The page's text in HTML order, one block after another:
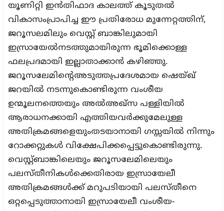
യൂണിറ്റി ഇന്‍തിഫാദ കാലത്ത് കൂടുതല്‍
വികാസംപ്രാപിച്ച ഈ പ്രതിരോധ മുന്നേറ്റത്തിന്,
ജറൂസലമിലും വെസ്റ്റ് ബാങ്കിലുമായി
ഇസ്രായേല്‍നടത്തുമായിരുന്ന ഭൂമിക്കൊള്ള
ഫലപ്രദമായി ഇല്ലാതാക്കാന്‍ കഴിഞ്ഞു.
ജറൂസലേമിന്റെഅടുത്തപ്രദേശമായ ഷെയ്ഖ്
ജറയില്‍ നടന്നുകൊണ്ടിരുന്ന വംശീയ
ഉന്മൂലനത്തെയും അല്‍അഖ്‌സ പള്ളിയില്‍
ആരാധനക്കായി എത്തിയവര്‍ക്കുമേലുള്ള
അതിക്രമങ്ങളെയുംതടയാനായി ഗസ്സയില്‍ നിന്നും
റോക്കറ്റുകള്‍ വിക്ഷേപിക്കപ്പെട്ടുകൊണ്ടിരുന്നു.
വെസ്റ്റ്ബാങ്കിലെയും ജറൂസലേമിലെയും
പലസ്തീനികള്‍ക്കെതിരായ ഇസ്രായേലീ
അതിക്രമങ്ങള്‍ക്ക് മറുപടിയായി പലസ്തീനെ
ഒറ്റപ്പെടുത്താനായി ഇസ്രായേലീ വംശീയ-